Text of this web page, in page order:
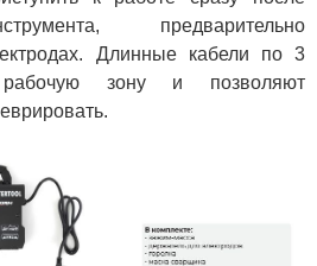
предварительно
Длинные кабели по 3
зону и позволяют